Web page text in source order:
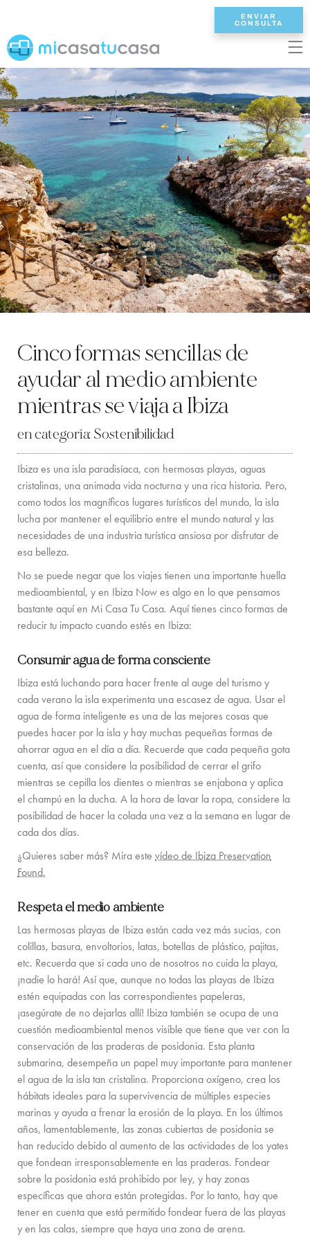
EN ES NL DE FR
INICIO
VILLAS
2/3 DORMITORIOS
4 DORMITORIOS
5 DORMITORIOS
6+ DORMITORIOS
TODAS VILLAS
COSTA OESTE
SANTA EULALIA
IBIZA CIUDAD
INSPIRACIÓN
ALQUILER DE COCHES
FLOTA DE BARCOS DE ALQUILER
SERVICIOS PRIVADOS DE CHEF Y COCTELERÍA
EXPERIENCIAS PARA FAMILIA
CONCIERGE
GUÍA DE LA ISLA
NOTICIAS
NOSOTROS
NOSOTROS
PROPIETARIOS DE VILLAS
SOSTENIBILIDAD
CONDICIONES DE RESERVA
SERVICES ON REQUEST
CONTACTO
ENVIAR
CONSULTA
Cinco formas sencillas de
ayudar al medio ambiente
mientras se viaja a Ibiza
en categoría: Sostenibilidad
Ibiza es una isla paradisíaca, con hermosas playas, aguas
cristalinas, una animada vida nocturna y una rica historia. Pero,
como todos los magníficos lugares turísticos del mundo, la isla
lucha por mantener el equilibrio entre el mundo natural y las
necesidades de una industria turística ansiosa por disfrutar de
esa belleza.
No se puede negar que los viajes tienen una importante huella
medioambiental, y en Ibiza Now es algo en lo que pensamos
bastante aquí en Mi Casa Tu Casa. Aquí tienes cinco formas de
reducir tu impacto cuando estés en Ibiza:
Consumir agua de forma consciente
Ibiza está luchando para hacer frente al auge del turismo y
cada verano la isla experimenta una escasez de agua. Usar el
agua de forma inteligente es una de las mejores cosas que
puedes hacer por la isla y hay muchas pequeñas formas de
ahorrar agua en el día a día. Recuerde que cada pequeña gota
cuenta, así que considere la posibilidad de cerrar el grifo
mientras se cepilla los dientes o mientras se enjabona y aplica
el champú en la ducha. A la hora de lavar la ropa, considere la
posibilidad de hacer la colada una vez a la semana en lugar de
cada dos días.
¿Quieres saber más? Mira este vídeo de Ibiza Preservation
Found.
Respeta el medio ambiente
Las hermosas playas de Ibiza están cada vez más sucias, con
colillas, basura, envoltorios, latas, botellas de plástico, pajitas,
etc. Recuerda que si cada uno de nosotros no cuida la playa,
¡nadie lo hará! Así que, aunque no todas las playas de Ibiza
estén equipadas con las correspondientes papeleras,
¡asegúrate de no dejarlas allí! Ibiza también se ocupa de una
cuestión medioambiental menos visible que tiene que ver con la
conservación de las praderas de posidonia. Esta planta
submarina, desempeña un papel muy importante para mantener
el agua de la isla tan cristalina. Proporciona oxígeno, crea los
hábitats ideales para la supervivencia de múltiples especies
marinas y ayuda a frenar la erosión de la playa. En los últimos
años, lamentablemente, las zonas cubiertas de posidonia se
han reducido debido al aumento de las actividades de los yates
que fondean irresponsablemente en las praderas. Fondear
sobre la posidonia está prohibido por ley, y hay zonas
específicas que ahora están protegidas. Por lo tanto, hay que
tener en cuenta que está permitido fondear fuera de las playas
y en las calas, siempre que haya una zona de arena.